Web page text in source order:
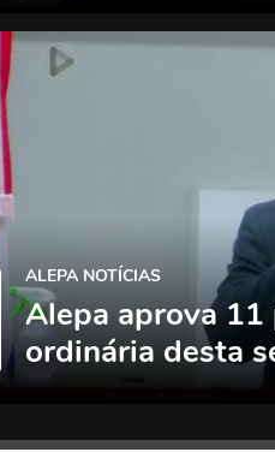
ALEPA NOTÍCIAS
Alepa aprova 11
ordinária desta